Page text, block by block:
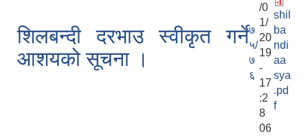
शिलबन्दी दरभाउ स्वीकृत गर्ने
आशयको सूचना ।
७
५/
७
६
/0
1/
20
19
-
17
:2
8
shil
ba
ndi
aa
sya
.pd
f
06